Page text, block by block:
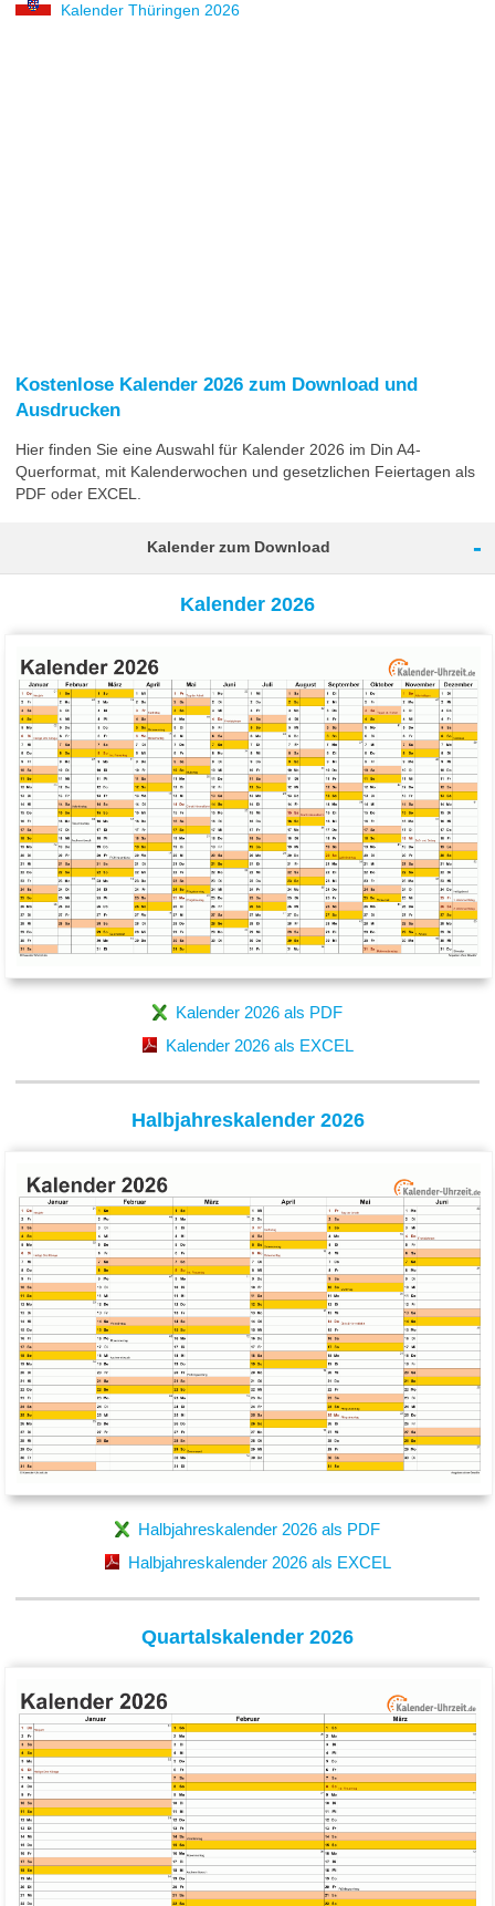
Kalender Thüringen 2026
Kostenlose Kalender 2026 zum Download und
Ausdrucken
Hier finden Sie eine Auswahl für Kalender 2026 im Din A4-
Querformat, mit Kalenderwochen und gesetzlichen Feiertagen als
PDF oder EXCEL.
Kalender zum Download -
Kalender 2026
Kalender 2026 als PDF
Kalender 2026 als EXCEL
Halbjahreskalender 2026
Halbjahreskalender 2026 als PDF
Halbjahreskalender 2026 als EXCEL
Quartalskalender 2026